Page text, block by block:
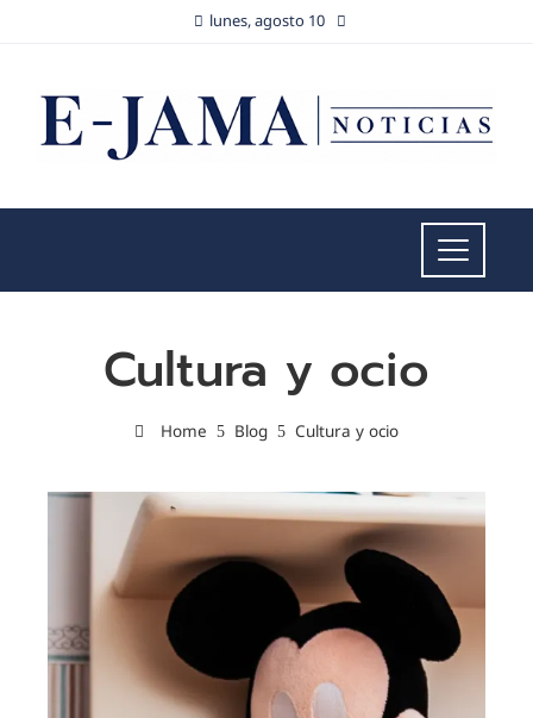
lunes, agosto 10
Cultura y ocio
Home Blog Cultura y ocio